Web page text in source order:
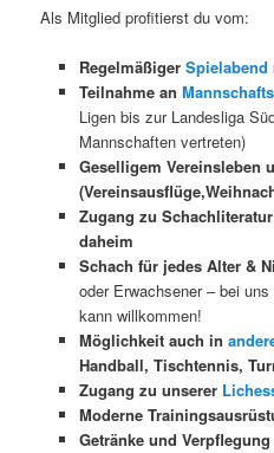
Als Mitglied profitierst du vom:
Regelmäßiger Spielabend
Teilnahme an
Ligen bis zur Landesliga
Mannschaften vertreten)
Geselligem Vereinsleben
Zugang zu
daheim
Schach für jedes Alter &
oder Erwachsener – bei
kann willkommen!
Möglichkeit auch in
Handball, Tischtennis,
Zugang zu unserer
Moderne
Getränke und